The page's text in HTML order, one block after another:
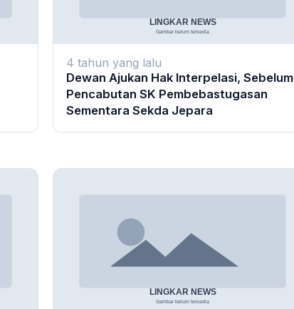
4 tahun yang lalu
Dewan Ajukan Hak Interpelasi, Sebelum
Pencabutan SK Pembebastugasan
Sementara Sekda Jepara